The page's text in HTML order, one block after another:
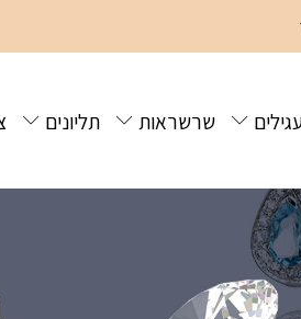
שרשראות תליונים